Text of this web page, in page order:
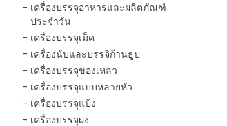
เครื่องบรรจุอาหารและผลิตภัณฑ์
ประจำวัน
เครื่องบรรจุเม็ด
เครื่องนับและบรรจิก้านธูป
เครื่องบรรจุของเหลว
เครื่องบรรจุแบบหลายหัว
เครื่องบรรจุแป้ง
เครื่องบรรจุผง